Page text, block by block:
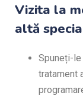
Vizita la
altă
Spuneți-
tratament